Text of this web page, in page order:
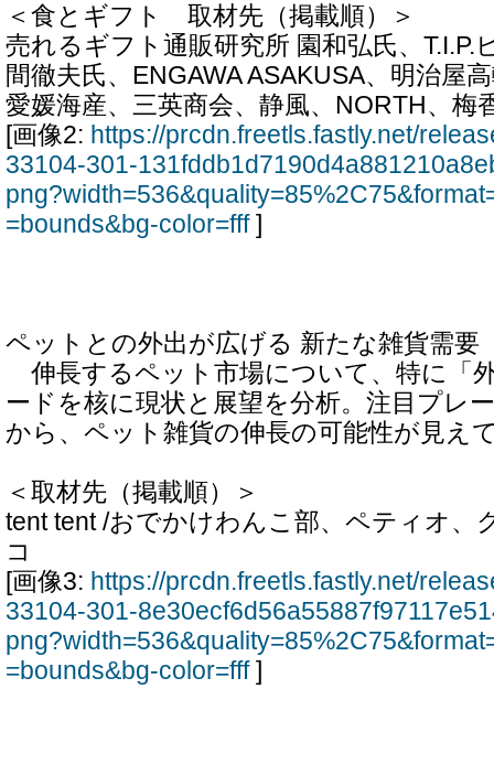
＜食とギフト 取材先（掲載順）＞
売れるギフト通販研究所 園和弘氏、T.I.P.
間徹夫氏、ENGAWA ASAKUSA、明治屋
愛媛海産、三英商会、静風、NORTH、梅
[画像2: https://prcdn.freetls.fastly.net/
33104-301-
=bounds&bg-color=fff]
ペットとの外出が広げる 新たな雑貨需要
伸長するペット市場について、特に「
ードを核に現状と展望を分析。注目プレ
から、ペット雑貨の伸長の可能性が見え
＜取材先（掲載順）＞
tent tent /おでかけわんこ部、ペティオ、
コ
[画像3: https://prcdn.freetls.fastly.net/
33104-301-
=bounds&bg-color=fff]